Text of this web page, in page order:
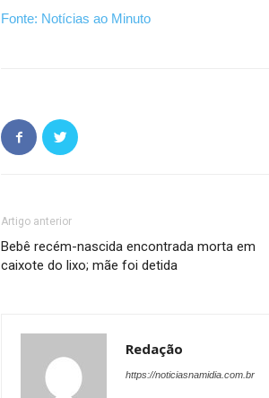
Fonte: Notícias ao Minuto
Artigo anterior
Bebê recém-nascida encontrada morta em
caixote do lixo; mãe foi detida
Redação
https://noticiasnamidia.com.br